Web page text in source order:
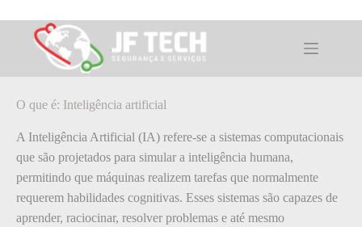
para
conteúdoO que é: Inteligência artificial
O que é: Inteligência artificial
A Inteligência Artificial (IA) refere-se a sistemas computacionais
que são projetados para simular a inteligência humana,
permitindo que máquinas realizem tarefas que normalmente
requerem habilidades cognitivas. Esses sistemas são capazes de
aprender, raciocinar, resolver problemas e até mesmo